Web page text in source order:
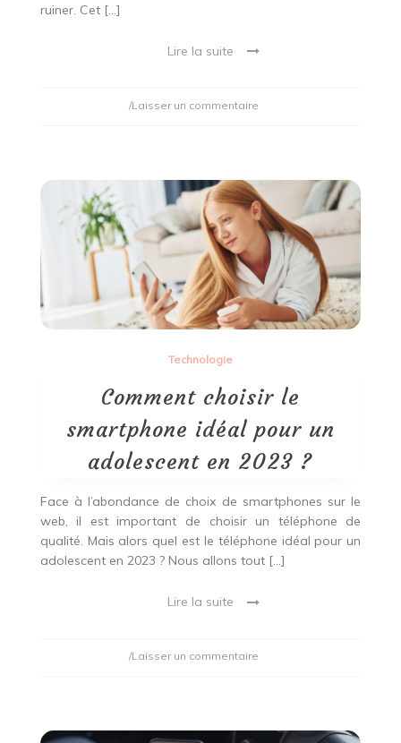
ruiner. Cet […]
Lire la suite
/Laisser un commentaire
Ruiner
:
HONOR
90
Amazon
Prix
Technologie
Comment choisir le
smartphone idéal pour un
adolescent en 2023 ?
Face à l’abondance de choix de smartphones sur le
web, il est important de choisir un téléphone de
qualité. Mais alors quel est le téléphone idéal pour un
adolescent en 2023 ? Nous allons tout […]
Lire la suite
/Laisser un commentaire
idéal